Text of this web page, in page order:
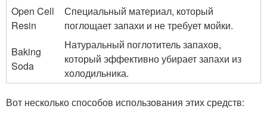
Open Cell
Resin
Специальный материал, который
поглощает запахи и не требует мойки.
Baking
Soda
Натуральный поглотитель запахов,
который эффективно убирает запахи из
холодильника.
Вот несколько способов использования этих средств: